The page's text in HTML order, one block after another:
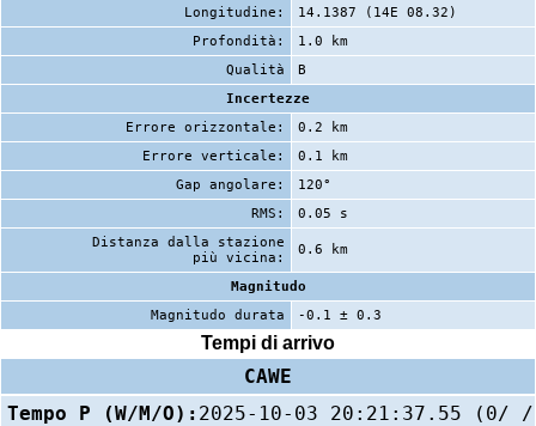
Longitudine:
14.1387 (14E 08.32)
Profondità:
1.0 km
Qualità
B
Incertezze
Errore orizzontale:
0.2 km
Errore verticale:
0.1 km
Gap angolare:
120°
RMS:
0.05 s
Distanza dalla stazione
più vicina:
0.6 km
Magnitudo
Magnitudo durata
-0.1 ± 0.3
Tempi di arrivo
CAWE
Tempo P (W/M/O): 2025-10-03 20:21:37.55 (0/